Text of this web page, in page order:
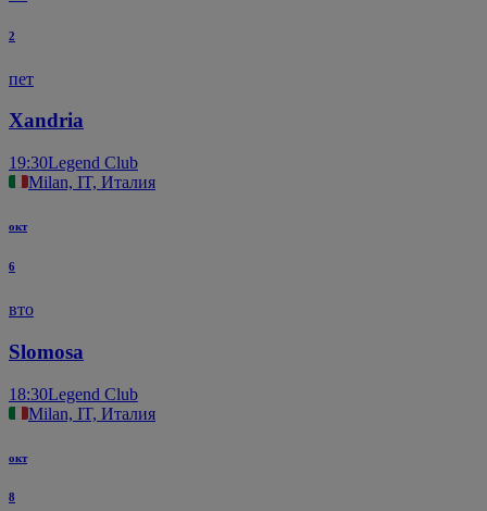
2
пет
Xandria
19:30Legend Club
Milan, IT, Италия
окт
6
вто
Slomosa
18:30Legend Club
Milan, IT, Италия
окт
8